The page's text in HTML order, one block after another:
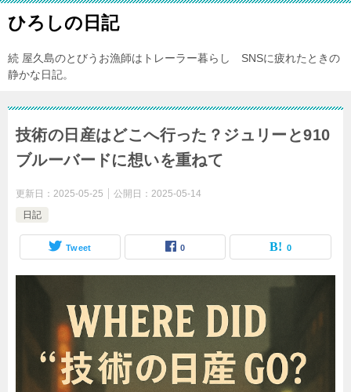
ひろしの日記
続 屋久島のとびうお漁師はトレーラー暮らし SNSに疲れたときの
静かな日記。
技術の日産はどこへ行った？ジュリーと910
ブルーバードに想いを重ねて
更新日： 2025-05-25 公開日： 2025-05-14
日記
Tweet 0 0